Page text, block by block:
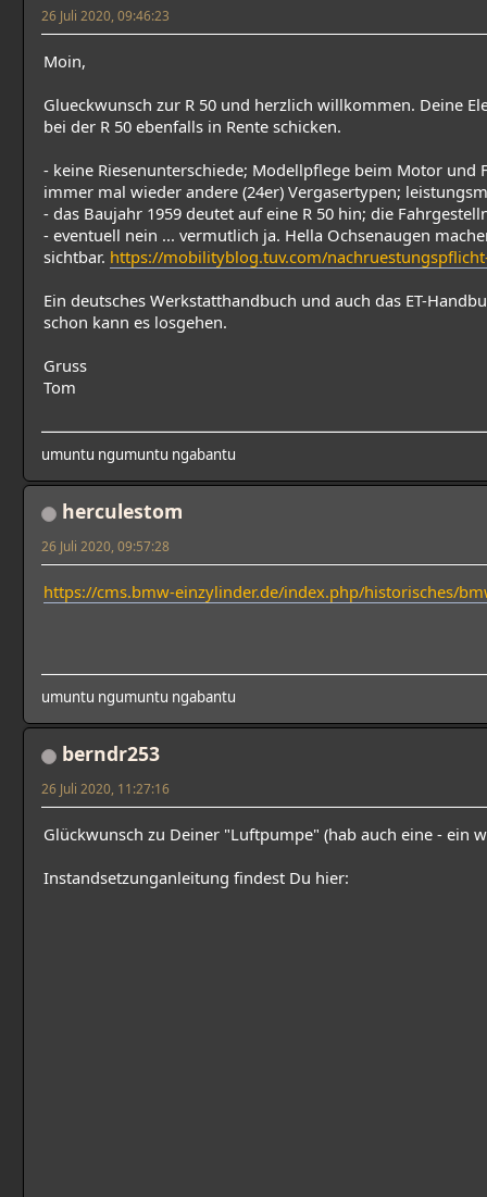
26 Juli 2020, 09:46:23
Moin,
Glueckwunsch zur R 50 und herzlich willkommen. Deine
bei der R 50 ebenfalls in Rente schicken.
- keine Riesenunterschiede; Modellpflege beim Motor und
immer mal wieder andere (24er) Vergasertypen;
- das Baujahr 1959 deutet auf eine R 50 hin; die
- eventuell nein ... vermutlich ja. Hella Ochsenaugen
sichtbar. https://mobilityblog.tuv.com/
Ein deutsches Werkstatthandbuch und auch das ET-
schon kann es losgehen.
Gruss
Tom
umuntu ngumuntu ngabantu
herculestom
26 Juli 2020, 09:57:28
https://cms.bmw-einzylinder.de/index.php/historisches/
umuntu ngumuntu ngabantu
berndr253
26 Juli 2020, 11:27:16
Glückwunsch zu Deiner "Luftpumpe" (hab auch eine - ein
Instandsetzunganleitung findest Du hier: